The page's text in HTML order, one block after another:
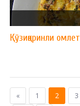
Қўзиқоринли омлет
« 1 2 3